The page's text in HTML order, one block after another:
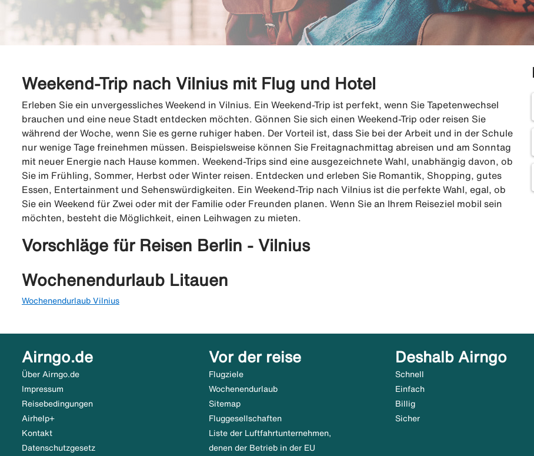
Weekend-Trip nach Vilnius mit Flug und Hotel
Erleben Sie ein unvergessliches Weekend in Vilnius. Ein Weekend-Trip ist perfekt, wenn Sie Tapetenwechsel
brauchen und eine neue Stadt entdecken möchten. Gönnen Sie sich einen Weekend-Trip oder reisen Sie
während der Woche, wenn Sie es gerne ruhiger haben. Der Vorteil ist, dass Sie bei der Arbeit und in der Schule
nur wenige Tage freinehmen müssen. Beispielsweise können Sie Freitagnachmittag abreisen und am Sonntag
mit neuer Energie nach Hause kommen. Weekend-Trips sind eine ausgezeichnete Wahl, unabhängig davon, ob
Sie im Frühling, Sommer, Herbst oder Winter reisen. Entdecken und erleben Sie Romantik, Shopping, gutes
Essen, Entertainment und Sehenswürdigkeiten. Ein Weekend-Trip nach Vilnius ist die perfekte Wahl, egal, ob
Sie ein Weekend für Zwei oder mit der Familie oder Freunden planen. Wenn Sie an Ihrem Reiseziel mobil sein
möchten, besteht die Möglichkeit, einen Leihwagen zu mieten.
Vorschläge für Reisen Berlin - Vilnius
Wochenendurlaub Litauen
Wochenendurlaub Vilnius
Airngo.de
Über Airngo.de
Impressum
Reisebedingungen
Airhelp+
Kontakt
Datenschutzgesetz
Vor der reise
Flugziele
Wochenendurlaub
Sitemap
Fluggesellschaften
Liste der Luftfahrtunternehmen,
denen der Betrieb in der EU
Deshalb Airngo
Schnell
Einfach
Billig
Sicher